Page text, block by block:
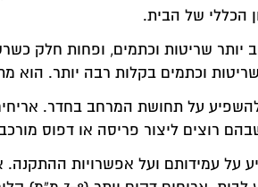
הכללי של הבית.
יותר שריטות וכתמים, ופחות חלק
וכתמים בקלות רבה יותר. הוא
על תחושת המרחב בחדר. אריחים
רוצים ליצור פריסה או דפוס